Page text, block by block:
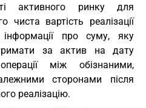
активного ринку для
чиста вартість реалізації
про суму, яку
за актив на дату
між обізнаними,
сторонами після
реалізацію.